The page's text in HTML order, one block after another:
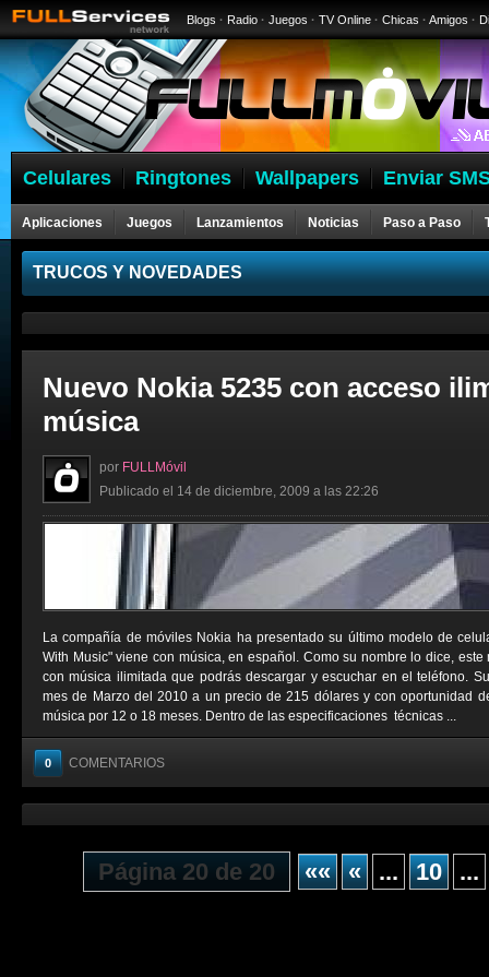
Blogs · Radio · Juegos · TV Online · Chicas · Amigos ·
Celulares Ringtones Wallpapers Enviar
Aplicaciones Juegos Lanzamientos Noticias Paso a Paso
Celulares
TRUCOS Y NOVEDADES
Nuevo Nokia 5235 con acceso
música
por FULLMóvil
Publicado el 14 de diciembre, 2009 a las 22:26
La compañía de móviles Nokia ha presentado su último modelo de
With Music" viene con música, en español. Como su nombre lo dice,
con música ilimitada que podrás descargar y escuchar en el teléfono.
mes de Marzo del 2010 a un precio de 215 dólares y con oportunidad
música por 12 o 18 meses. Dentro de las especificaciones técnicas ...
0 COMENTARIOS
Página 20 de 20 «« « ... 10 ...